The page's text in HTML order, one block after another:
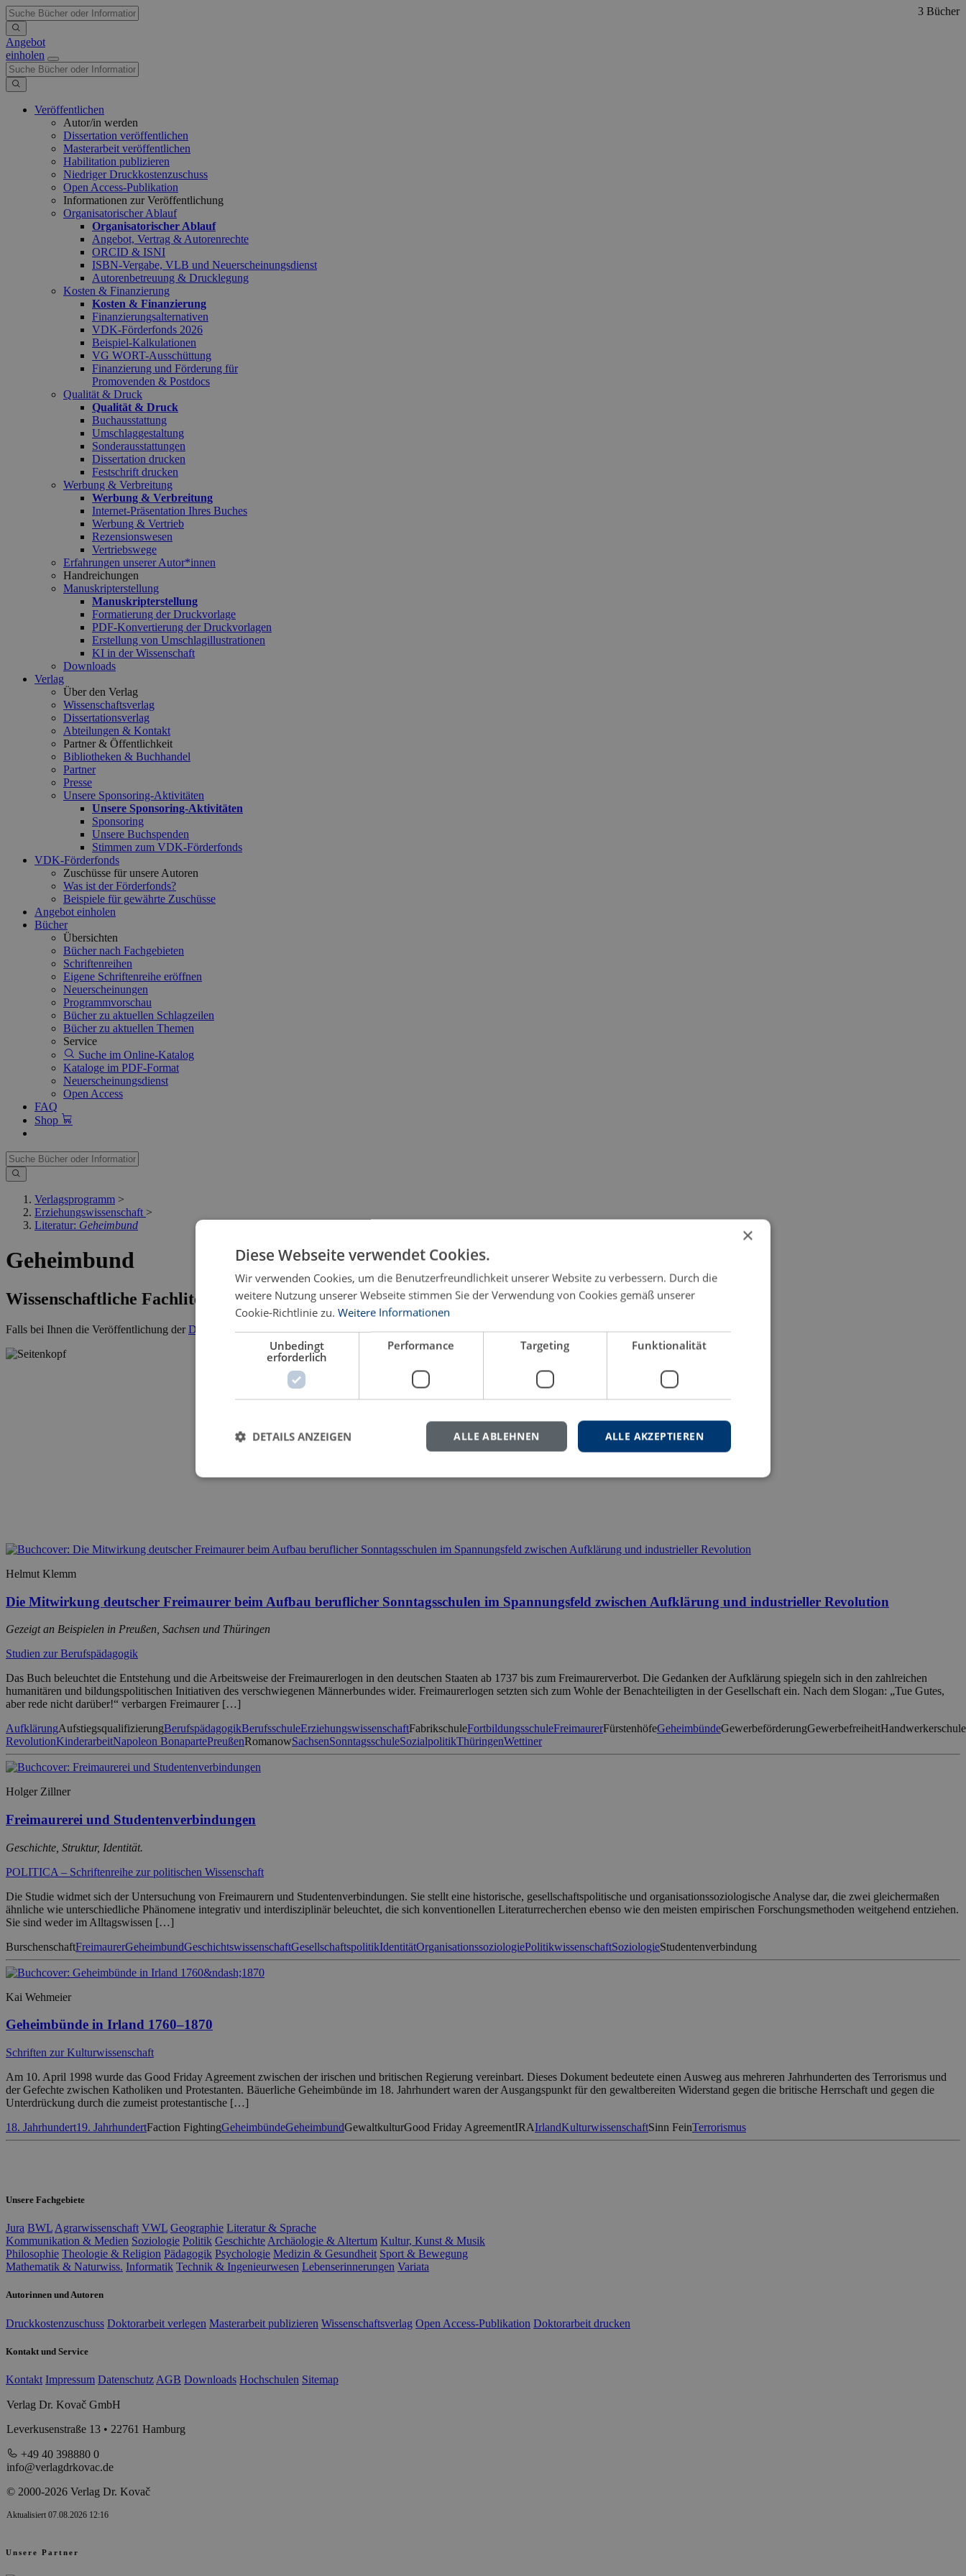
Angebot
einholen
Veröffentlichen
Autor/in werden
Dissertation veröffentlichen
Masterarbeit veröffentlichen
Habilitation publizieren
Niedriger Druckkostenzuschuss
Open Access-Publikation
Informationen zur Veröffentlichung
Organisatorischer Ablauf
Organisatorischer Ablauf
Angebot, Vertrag & Autorenrechte
ORCID & ISNI
ISBN-Vergabe, VLB und Neuerscheinungsdienst
Autorenbetreuung & Drucklegung
Kosten & Finanzierung
Kosten & Finanzierung
Finanzierungsalternativen
VDK-Förderfonds 2026
Beispiel-Kalkulationen
VG WORT-Ausschüttung
Finanzierung und Förderung für
Promovenden & Postdocs
Qualität & Druck
Qualität & Druck
Buchausstattung
Umschlaggestaltung
Sonderausstattungen
Dissertation drucken
Festschrift drucken
Werbung & Verbreitung
Werbung & Verbreitung
Internet-Präsentation Ihres Buches
Werbung & Vertrieb
Rezensionswesen
Vertriebswege
Erfahrungen unserer Autor*innen
Handreichungen
Manuskripterstellung
Manuskripterstellung
Formatierung der Druckvorlage
PDF-Konvertierung der Druckvorlagen
Erstellung von Umschlagillustrationen
KI in der Wissenschaft
Downloads
Verlag
Über den Verlag
Wissenschaftsverlag
Dissertationsverlag
Abteilungen & Kontakt
Partner & Öffentlichkeit
Bibliotheken & Buchhandel
Partner
Presse
Unsere Sponsoring-Aktivitäten
Unsere Sponsoring-Aktivitäten
Sponsoring
Unsere Buchspenden
Stimmen zum VDK-Förderfonds
VDK-Förderfonds
Zuschüsse für unsere Autoren
Was ist der Förderfonds?
Beispiele für gewährte Zuschüsse
Angebot einholen
Bücher
Übersichten
Bücher nach Fachgebieten
Schriftenreihen
Eigene Schriftenreihe eröffnen
Neuerscheinungen
Programmvorschau
Bücher zu aktuellen Schlagzeilen
Bücher zu aktuellen Themen
Service
Suche im Online-Katalog
Kataloge im PDF-Format
Neuerscheinungsdienst
Open Access
FAQ
Shop
Verlagsprogramm >
Erziehungswissenschaft >
Literatur: Geheimbund
3 Bücher
Geheimbund
Wissenschaftliche Fachliteratur
Falls bei Ihnen die Veröffentlichung derDissertationansteht, kontaktieren Sie uns gern.
Helmut Klemm
Die Mitwirkung deutscher Freimaurer beim Aufbau beruflicher Sonntagsschulen im Spannungsfeld zwischen Aufklärung und industrieller Revolution
Gezeigt an Beispielen in Preußen, Sachsen und Thüringen
Studien zur Berufspädagogik
Das Buch beleuchtet die Entstehung und die Arbeitsweise der Freimaurerlogen in den deutschen Staaten ab 1737 bis zum Freimaurerverbot. Die Gedanken der Aufklärung spiegeln sich in den zahlreichen
humanitären und bildungspolitischen Initiativen des verschwiegenen Männerbundes wider. Freimaurerlogen setzten sich zum Wohle der Benachteiligten in der Gesellschaft ein. Nach dem Slogan: „Tue Gutes,
aber rede nicht darüber!“ verbargen Freimaurer […]
AufklärungAufstiegsqualifizierungBerufspädagogikBerufsschuleErziehungswissenschaftFabrikschuleFortbildungsschuleFreimaurerFürstenhöfeGeheimbündeGewerbeförderungGewerbefreiheitHandwerkerschule
RevolutionKinderarbeitNapoleon BonapartePreußenRomanowSachsenSonntagsschuleSozialpolitikThüringenWettiner
Holger Zillner
Freimaurerei und Studentenverbindungen
Geschichte, Struktur, Identität.
POLITICA – Schriftenreihe zur politischen Wissenschaft
Die Studie widmet sich der Untersuchung von Freimaurern und Studentenverbindungen. Sie stellt eine historische, gesellschaftspolitische und organisationssoziologische Analyse dar, die zwei gleichermaßen
ähnliche wie unterschiedliche Phänomene integrativ und interdisziplinär beleuchtet, die sich konventionellen Literaturrecherchen ebenso wie den meisten empirischen Forschungsmethoden weitgehend entziehen.
Sie sind weder im Alltagswissen […]
BurschenschaftFreimaurerGeheimbundGeschichtswissenschaftGesellschaftspolitikIdentitätOrganisationssoziologiePolitikwissenschaftSoziologieStudentenverbindung
Kai Wehmeier
Geheimbünde in Irland 1760–1870
Schriften zur Kulturwissenschaft
Am 10. April 1998 wurde das Good Friday Agreement zwischen der irischen und britischen Regierung vereinbart. Dieses Dokument bedeutete einen Ausweg aus mehreren Jahrhunderten des Terrorismus und
der Gefechte zwischen Katholiken und Protestanten. Bäuerliche Geheimbünde im 18. Jahrhundert waren der Ausgangspunkt für den gewaltbereiten Widerstand gegen die britische Herrschaft und gegen die
Unterdrückung durch die zumeist protestantische […]
18. Jahrhundert19. JahrhundertFaction FightingGeheimbündeGeheimbundGewaltkulturGood Friday AgreementIRAIrlandKulturwissenschaftSinn FeinTerrorismus
Unsere Fachgebiete
Jura BWL Agrarwissenschaft VWL Geographie Literatur & Sprache
Kommunikation & Medien Soziologie Politik Geschichte Archäologie & Altertum Kultur, Kunst & Musik
Philosophie Theologie & Religion Pädagogik Psychologie Medizin & Gesundheit Sport & Bewegung
Mathematik & Naturwiss. Informatik Technik & Ingenieurwesen Lebenserinnerungen Variata
Autorinnen und Autoren
Druckkostenzuschuss Doktorarbeit verlegen Masterarbeit publizieren Wissenschaftsverlag Open Access-Publikation Doktorarbeit drucken
Kontakt und Service
Kontakt Impressum Datenschutz AGB Downloads Hochschulen Sitemap
Verlag Dr. Kovač GmbH
Leverkusenstraße 13 • 22761 Hamburg
+49 40 398880 0
info@verlagdrkovac.de
© 2000-2026 Verlag Dr. Kovač
Aktualisiert 07.08.2026 12:16
Unsere Partner
×
Diese Webseite verwendet Cookies.
Wir verwenden Cookies, um die Benutzerfreundlichkeit unserer Website zu verbessern. Durch die
weitere Nutzung unserer Webseite stimmen Sie der Verwendung von Cookies gemäß unserer
Cookie-Richtlinie zu. Weitere Informationen
Unbedingt
erforderlich
Performance Targeting Funktionalität
ALLE AKZEPTIEREN
ALLE ABLEHNEN
DETAILS ANZEIGEN